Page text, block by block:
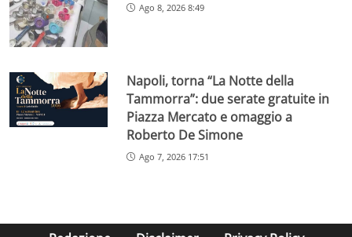
Ago 8, 2026 8:49
Napoli, torna “La Notte della
Tammorra”: due serate gratuite in
Piazza Mercato e omaggio a
Roberto De Simone
Ago 7, 2026 17:51